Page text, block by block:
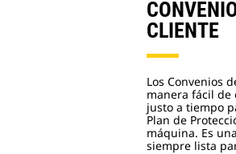
CLIENTE
Los Convenios
manera fácil de
justo a tiempo
Plan de
máquina. Es
siempre lista